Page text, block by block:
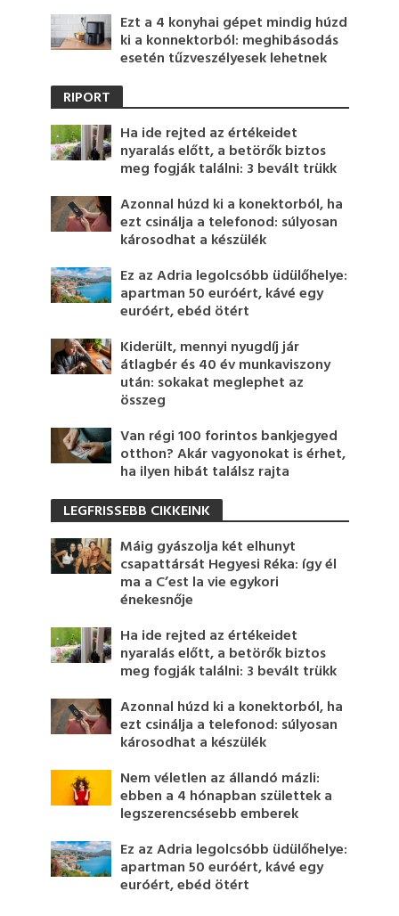
Ezt a 4 konyhai gépet mindig húzd
ki a konnektorból: meghibásodás
esetén tűzveszélyesek lehetnek
RIPORT
Ha ide rejted az értékeidet
nyaralás előtt, a betörők biztos
meg fogják találni: 3 bevált trükk
Azonnal húzd ki a konektorból, ha
ezt csinálja a telefonod: súlyosan
károsodhat a készülék
Ez az Adria legolcsóbb üdülőhelye:
apartman 50 euróért, kávé egy
euróért, ebéd ötért
Kiderült, mennyi nyugdíj jár
átlagbér és 40 év munkaviszony
után: sokakat meglephet az
összeg
Van régi 100 forintos bankjegyed
otthon? Akár vagyonokat is érhet,
ha ilyen hibát találsz rajta
LEGFRISSEBB CIKKEINK
Máig gyászolja két elhunyt
csapattársát Hegyesi Réka: így él
ma a C’est la vie egykori
énekesnője
Ha ide rejted az értékeidet
nyaralás előtt, a betörők biztos
meg fogják találni: 3 bevált trükk
Azonnal húzd ki a konektorból, ha
ezt csinálja a telefonod: súlyosan
károsodhat a készülék
Nem véletlen az állandó mázli:
ebben a 4 hónapban születtek a
legszerencsésebb emberek
Ez az Adria legolcsóbb üdülőhelye:
apartman 50 euróért, kávé egy
euróért, ebéd ötért